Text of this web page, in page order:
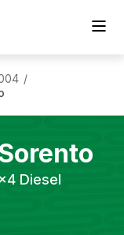
/
Diesel